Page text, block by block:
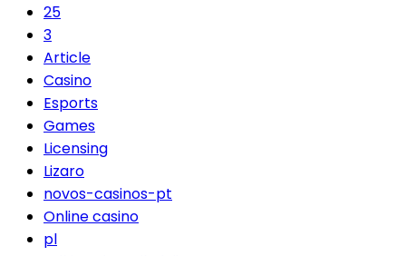
25
3
Article
Casino
Esports
Games
Licensing
Lizaro
novos-casinos-pt
Online casino
pl